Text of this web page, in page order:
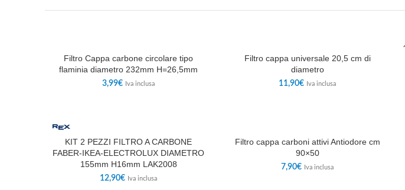
Filtro Cappa carbone circolare tipo
flaminia diametro 232mm H=26,5mm
3,99€ Iva inclusa
Filtro cappa universale 20,5 cm di
diametro
11,90€ Iva inclusa
KIT 2 PEZZI FILTRO A CARBONE
FABER-IKEA-ELECTROLUX DIAMETRO
155mm H16mm LAK2008
12,90€ Iva inclusa
Filtro cappa carboni attivi Antiodore cm
90×50
7,90€ Iva inclusa